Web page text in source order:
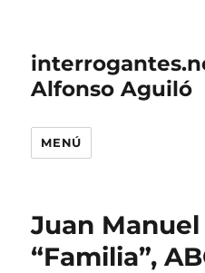
Alfonso Aguiló
MENÚ
Juan
“Familia”,